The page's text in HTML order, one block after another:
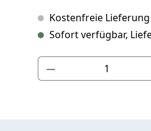
Kostenfreie
Sofort verfügbar,
Produkt Anzahl: Gib den